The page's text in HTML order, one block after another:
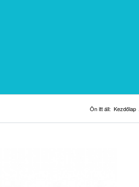
Ön itt áll: Kezdőlap